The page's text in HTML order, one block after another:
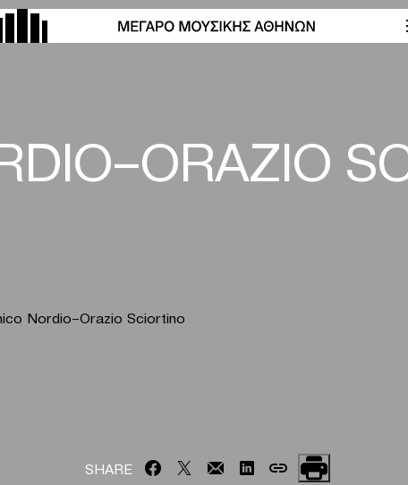
Nordio–Orazio Sciortino
SHARE